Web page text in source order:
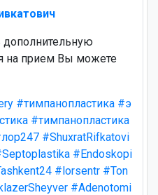
дополнительную
на прием Вы можете
#тимпанопластика #э
#тимпанопластика
#ShuxratRifkatovi
#Endoskopi
#lorsentr #Ton
#Adenotomi